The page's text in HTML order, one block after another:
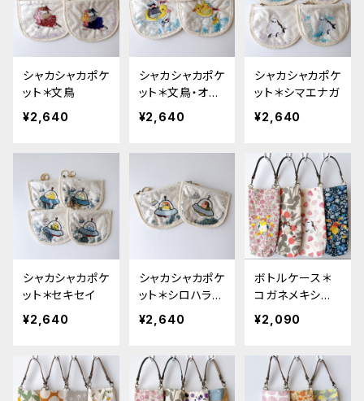
シャカシャカポケ
ット＊文鳥
¥2,640
シャカシャカポケ
ット＊文鳥・オカ
メ
¥2,640
シャカシャカポケ
ット＊シマエナガ
¥2,640
シャカシャカポケ
ット＊セキセイ
¥2,640
シャカシャカポケ
ット＊シロハラ・
コザクラ
¥2,640
ボトルケース＊
コガネメキシコ・
シマエナガ・スズ
メ・シロハラ
¥2,090